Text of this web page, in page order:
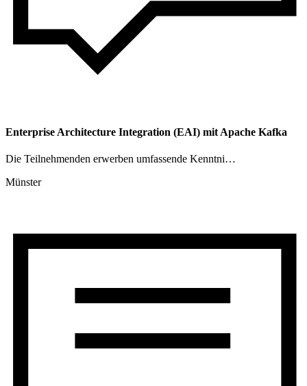
Enterprise Architecture Integration (EAI) mit Apache Kafka
Die Teilnehmenden erwerben umfassende Kenntni…
Münster